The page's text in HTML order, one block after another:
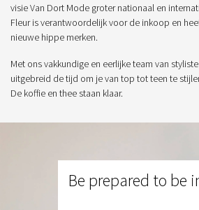
visie Van Dort Mode groter nationaal en
Fleur is verantwoordelijk voor de inkoop en
nieuwe hippe merken.
Met ons vakkundige en eerlijke team van
uitgebreid de tijd om je van top tot teen te
De koffie en thee staan klaar.
Be prepared to be